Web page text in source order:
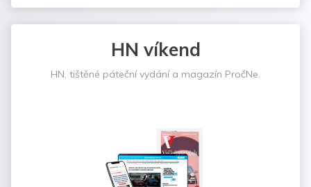
HN víkend
HN, tištěné páteční vydání a magazín PročNe.